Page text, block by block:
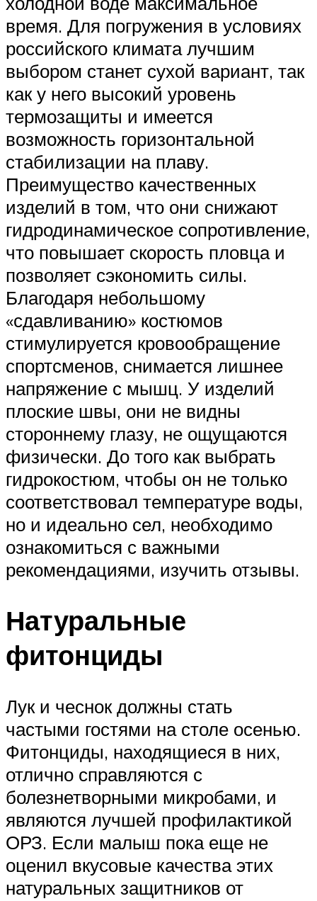
время. Для погружения в условиях
российского климата лучшим
выбором станет сухой вариант, так
как у него высокий уровень
термозащиты и имеется
возможность горизонтальной
стабилизации на плаву.
Преимущество качественных
изделий в том, что они снижают
гидродинамическое сопротивление,
что повышает скорость пловца и
позволяет сэкономить силы.
Благодаря небольшому
«сдавливанию» костюмов
стимулируется кровообращение
спортсменов, снимается лишнее
напряжение с мышц. У изделий
плоские швы, они не видны
стороннему глазу, не ощущаются
физически. До того как выбрать
гидрокостюм, чтобы он не только
соответствовал температуре воды,
но и идеально сел, необходимо
ознакомиться с важными
рекомендациями, изучить отзывы.
Натуральные
фитонциды
Лук и чеснок должны стать
частыми гостями на столе осенью.
Фитонциды, находящиеся в них,
отлично справляются с
болезнетворными микробами, и
являются лучшей профилактикой
ОРЗ. Если малыш пока еще не
оценил вкусовые качества этих
натуральных защитников от